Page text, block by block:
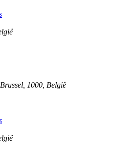
Brussel 1000 België